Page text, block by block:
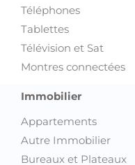
Téléphones
Tablettes
Télévision et Sat
Montres connectées
Immobilier
Appartements
Autre Immobilier
Bureaux et Plateaux